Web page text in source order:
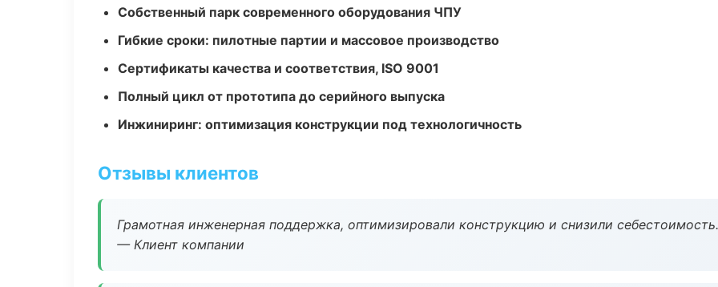
Собственный парк современного оборудования ЧПУ
Гибкие сроки: пилотные партии и массовое производство
Сертификаты качества и соответствия, ISO 9001
Полный цикл от прототипа до серийного выпуска
Инжиниринг: оптимизация конструкции под технологичность
Отзывы клиентов
Грамотная инженерная поддержка, оптимизировали конструкцию и снизили себестоимость.
— Клиент компании